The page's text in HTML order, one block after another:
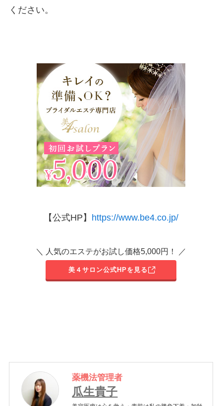
ください。
【公式HP】 https://www.be4.co.jp/
＼ 人気のエステがお試し価格5,000円！ ／
美４サロン公式HPを見る
薬機法管理者
瓜生貴子